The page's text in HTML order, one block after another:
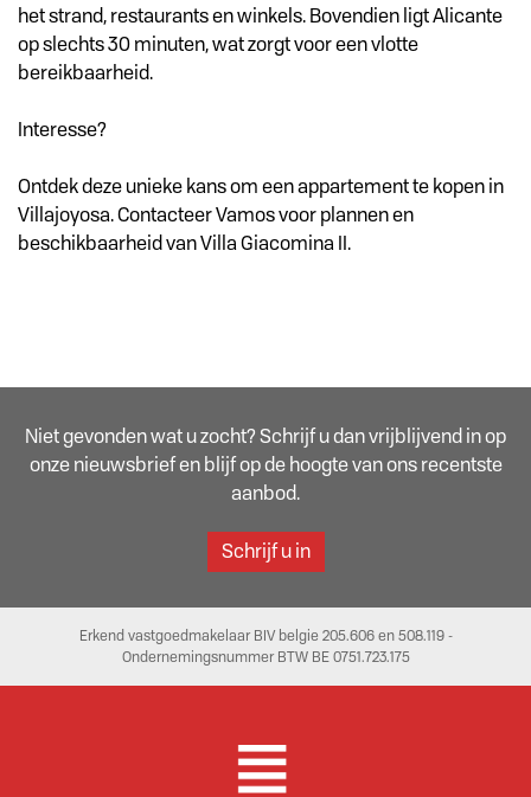
het strand, restaurants en winkels. Bovendien ligt Alicante
op slechts 30 minuten, wat zorgt voor een vlotte
bereikbaarheid.
Interesse?
Ontdek deze unieke kans om een appartement te kopen in
Villajoyosa. Contacteer Vamos voor plannen en
beschikbaarheid van Villa Giacomina II.
Niet gevonden wat u zocht? Schrijf u dan vrijblijvend in op
onze nieuwsbrief en blijf op de hoogte van ons recentste
aanbod.
Schrijf u in
Erkend vastgoedmakelaar BIV belgie 205.606 en 508.119 -
Ondernemingsnummer BTW BE 0751.723.175